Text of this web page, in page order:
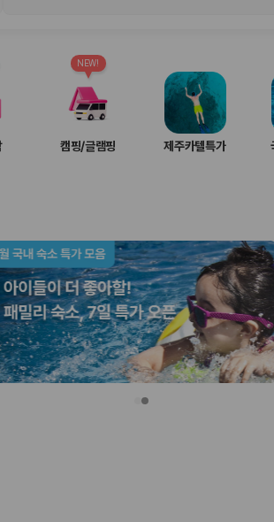
.
, 보상 한도, 옵션 비용, 취소 수수료를 함께 확
가격과 함께 보험 조건을 비교해 여행 스타일
항에서 렌트카 사무실까지의 이동 조건을 가격
캠핑/글램핑
NEW!
제주카텔특가